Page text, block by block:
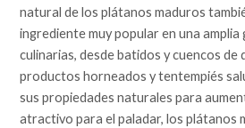
natural de los plátanos maduros
ingrediente muy popular en una amplia
culinarias, desde batidos y cuencos de
productos horneados y tentempiés
sus propiedades naturales para
atractivo para el paladar, los plátanos